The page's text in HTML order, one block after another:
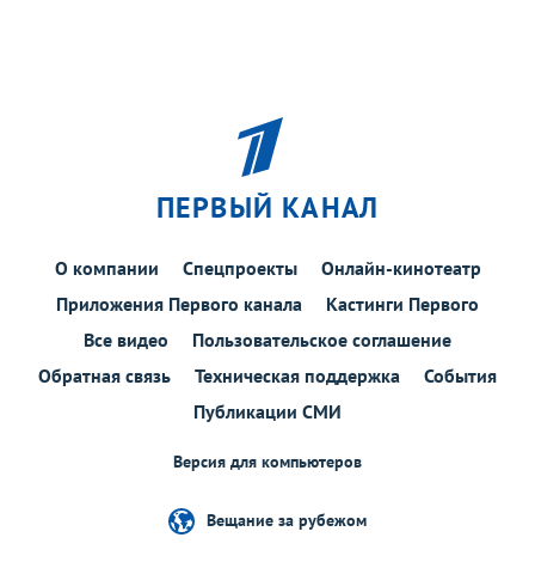
ПЕРВЫЙ КАНАЛ
О компании Спецпроекты
Онлайн-кинотеатр
Приложения Первого канала
Кастинги Первого
Все видео
Пользовательское соглашение
Обратная связь
Техническая поддержка
События
Публикации СМИ
Версия для компьютеров
Вещание за рубежом